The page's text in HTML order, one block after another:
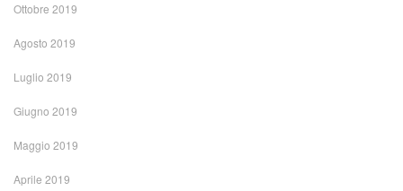
Ottobre 2019
Agosto 2019
Luglio 2019
Giugno 2019
Maggio 2019
Aprile 2019